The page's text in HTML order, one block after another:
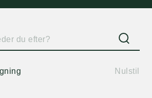
Nulstil